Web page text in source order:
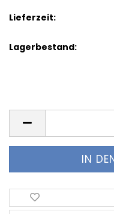
Lieferzeit:
Lagerbestand: